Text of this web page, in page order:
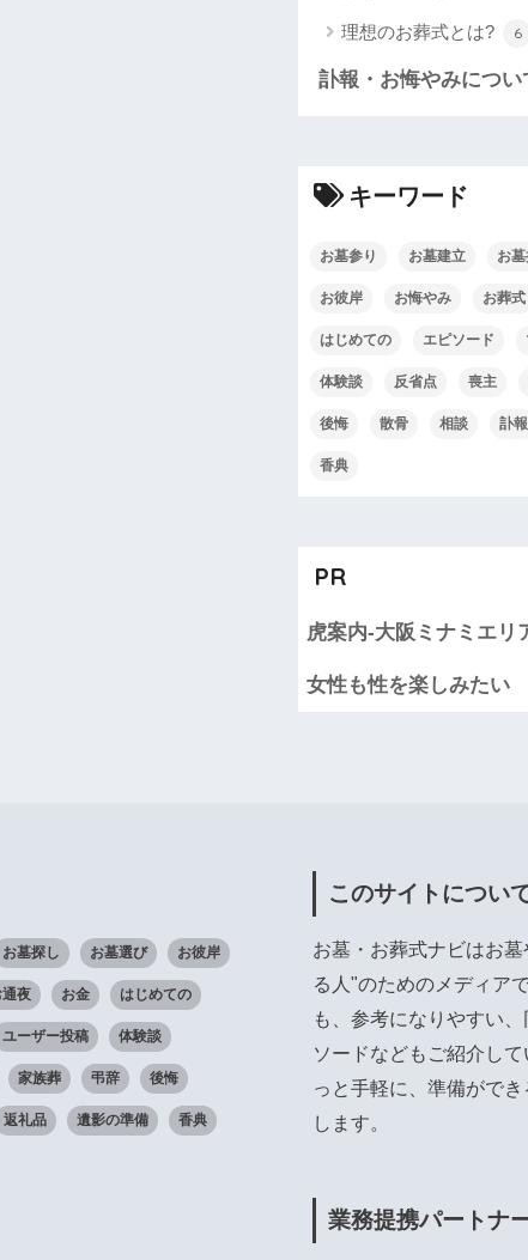
理想のお葬式とは? 6
訃報・お悔やみについ
キーワード
お墓参り お墓建立 お
お彼岸 お悔やみ お葬式
はじめての エピソード
体験談 反省点 喪主
後悔 散骨 相談 訃報
香典
PR
虎案内-大阪ミナミエリ
女性も性を楽しみたい
お墓探し お墓選び お彼岸
通夜 お金 はじめての
ユーザー投稿 体験談
家族葬 弔辞 後悔
返礼品 遺影の準備 香典
このサイトについ
お墓・お葬式ナビはお
る人"のためのメディア
も、参考になりやすい
ソードなどもご紹介し
っと手軽に、準備がで
します。
業務提携パートナ